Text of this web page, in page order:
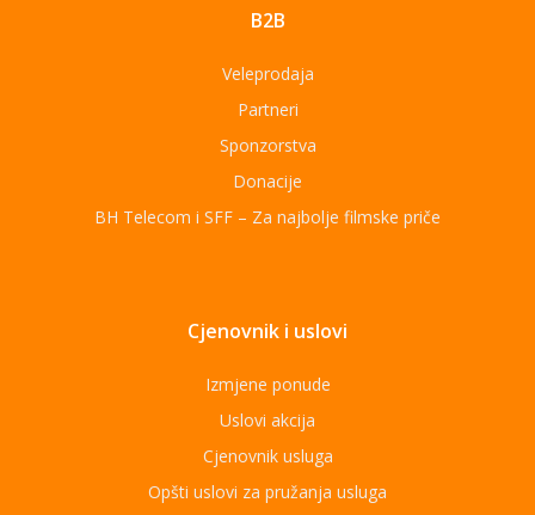
B2B
Veleprodaja
Partneri
Sponzorstva
Donacije
BH Telecom i SFF – Za najbolje filmske priče
Cjenovnik i uslovi
Izmjene ponude
Uslovi akcija
Cjenovnik usluga
Opšti uslovi za pružanja usluga